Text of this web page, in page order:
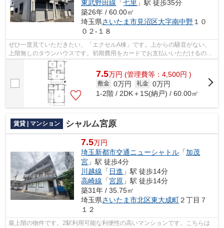
東武野田線 「七里 」駅 徒歩35分
築26年 / 60.00㎡
埼玉県さいたま市見沼区大字南中野１０
０２-１８
ぜひ一度見ていただきたい、「エクセルA棟」です。上からの騒音がない、
上階無しのタウンハウスです。初期費用をカードでお支払いいただけるの
で、カードで決済したい方にもおすすめで...
7.5万円 (管理費等：4,500円 )
敷金 0万円 礼金 0万円
1‐2階 / 2DK＋1S(納戸) / 60.00㎡
賃貸 | マンション シャルム宮原
7.5万円
埼玉新都市交通ニューシャトル 「加茂
宮 」駅 徒歩4分
川越線 「 日進 」駅 徒歩14分
高崎線 「宮原 」駅 徒歩14分
築31年 / 35.75㎡
埼玉県さいたま市北区東大成町２丁目７
１２
最上階の物件です。2駅利用可能な利便性の高いマンションです。こちらは